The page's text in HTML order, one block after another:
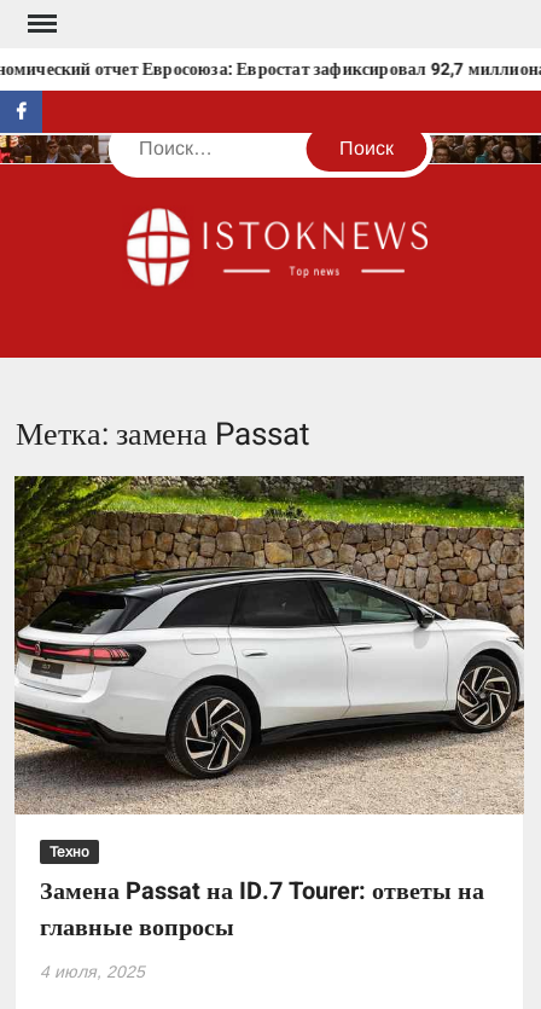
Перейти
содержимомуотчет Евросоюза: Евростат зафиксировал 92,7
facebook
Поиск
Метка:замена Passat
Техно
Замена Passat на ID.7 Tourer: ответы на
главные вопросы
4 июля, 2025